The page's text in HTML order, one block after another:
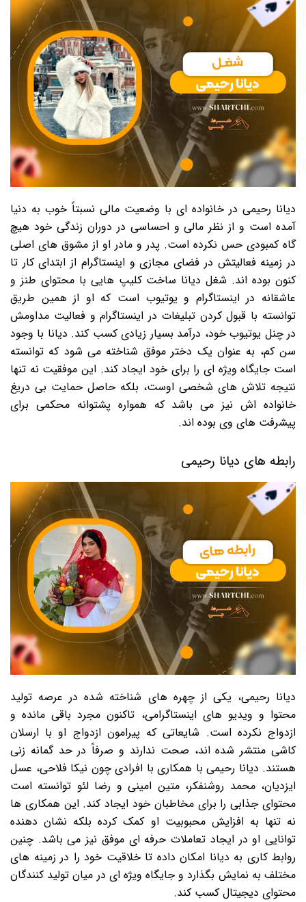
دیانا رحیمی در خانواده ای با وضعیت مالی نسبتاً خوب به دنیا
آمده است و از نظر مالی و احساسی در دوران زندگی خود هیچ
گاه کمبودی حس نکرده است. پدر و مادر او از مشوق های اصلی
در زمینه فعالیتش در فضای مجازی و اینستاگرام از ابتدای کار تا
کنون بوده اند. شغل دیانا ساخت کلیپ هایی با محتوای طنز و
عاشقانه در اینستاگرام و یوتیوب است که او از همین طریق
توانسته با قبول کردن تبلیغات در اینستاگرام و فعالیت مداومش
در چنل یوتیوب خود، درآمد بسیار زیادی کسب کند. دیانا با وجود
سن کم، به عنوان یک دختر موفق شناخته می شود که توانسته
است جایگاه ویژه ای را برای خود ایجاد کند. این موفقیت نه تنها
نتیجه تلاش های شخصی اوست، بلکه حاصل حمایت بی دریغ
خانواده اش نیز می باشد که همواره پشتوانه محکمی برای
پیشرفت های وی بوده اند.
رابطه های دیانا رحیمی
دیانا رحیمی، یکی از چهره های شناخته شده در عرصه تولید
محتوا و ویدیو های اینستاگرامی، تاکنون مجرد باقی مانده و
ازدواج نکرده است. شایعاتی که پیرامون ازدواج او با ارسلان
کاشی منتشر شده اند، صحت ندارند و صرفاً در حد گمانه زنی
هستند. دیانا رحیمی با همکاری با افرادی چون نیکا فلاحی، عسل
ایزدیان، محمد روشنفکر، متین امینی و رضا لئو توانسته است
محتوای جذابی را برای مخاطبان خود ایجاد کند. این همکاری ها
نه تنها به افزایش محبوبیت او کمک کرده بلکه نشان دهنده
توانایی او در ایجاد تعاملات حرفه ای موفق نیز می باشد. چنین
روابط کاری به دیانا امکان داده تا خلاقیت خود را در زمینه های
مختلف به نمایش بگذارد و جایگاه ویژه ای در میان تولید کنندگان
محتوای دیجیتال کسب کند.